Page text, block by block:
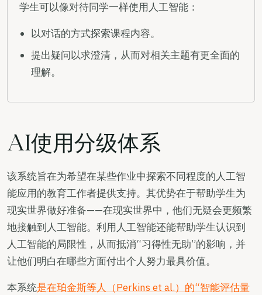
学生可以像对待同学一样使用人工智能：
以对话的方式探索课程内容。
提出疑问以求澄清，从而对相关主题有更全面的
理解。
AI使用分级体系
该系统旨在为希望在某些作业中探索不同程度的人工智
能应用的教育工作者提供支持。其优势在于帮助学生为
现实世界做好准备——在现实世界中，他们无疑会更频繁
地接触到人工智能。利用人工智能还能帮助学生认识到
人工智能的局限性，从而抵消“习得性无助”的影响，并
让他们明白在哪些方面付出个人努力最具价值。
本系统是在珀金斯等人（Perkins et al.）的“智能评估量